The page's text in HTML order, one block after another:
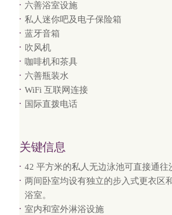
六善浴室设施
私人迷你吧及电子保险箱
蓝牙音箱
吹风机
咖啡机和茶具
六善瓶装水
WiFi 互联网连接
国际直拨电话
关键信息
42 平方米的私人无边泳池可直接通往
两间卧室均设有独立的步入式更衣区
浴室。
室内和室外淋浴设施